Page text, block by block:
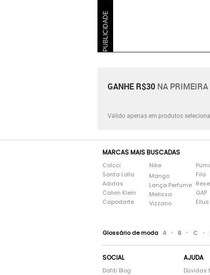
PUBLICIDADE
GANHE R$30 NA PRIMEIRA
Válido apenas em produtos
MARCAS MAIS BUSCADAS
Colcci
Santa Lolla
Adidas
Calvin Klein
Capodarte
Nike
Mango
Lança Perfume
Melissa
Vizzano
Fila
GAP
Ellus
Glossário de moda A • B • C •
SOCIAL
Dafiti Blog
AJUDA
Dúvidas